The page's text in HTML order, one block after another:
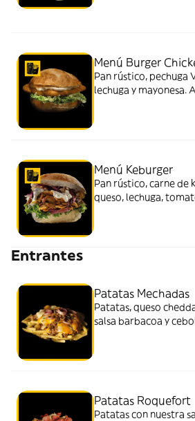
Menú Burger
Pan rústico, pechuga
lechuga y mayonesa.
Menú Keburger
Pan rústico, carne de
queso, lechuga,
Entrantes
Patatas Mechadas
Patatas, queso
salsa barbacoa y
Patatas Roquefort
Patatas con nuestra